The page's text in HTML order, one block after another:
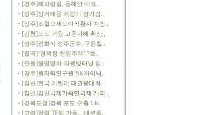
[경주]해파랑길, 동해안 대표..
[상주]상거래용 계량기 정기검..
[상주]조혈모세포이식환자 예방..
[김천]포도 과원 고온피해 확산..
[성주]전화식 성주군수, 구윤철..
[칠곡]‘경북형 천원주택’ 7호..
[안동]월영열차·와룡빛터널 임..
[경주]원자력연구원·SK하이닉..
[김천]전국 어린이 태권왕대회..
[김천]김천국제가족연극제 개막..
[경북도청]경북 포도 수출 1,6..
[고령]청렴 TF팀 가동…내부통..